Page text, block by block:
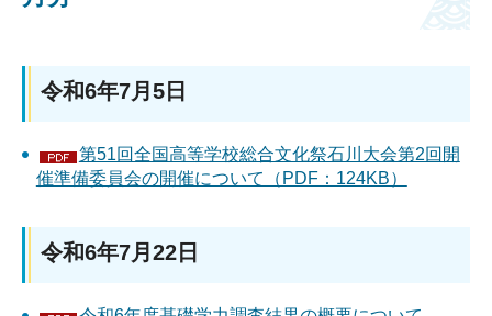
令和6年7月5日
第51回全国高等学校総合文化祭石川大会第2回開
催準備委員会の開催について（PDF：124KB）
令和6年7月22日